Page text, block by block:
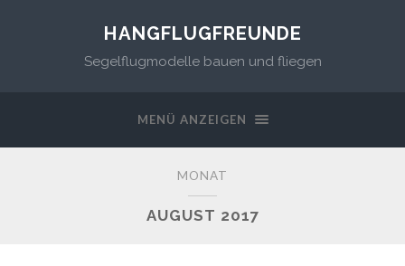
HANGFLUGFREUNDE
Segelflugmodelle bauen und fliegen
MENÜ ANZEIGEN
MONAT
AUGUST 2017